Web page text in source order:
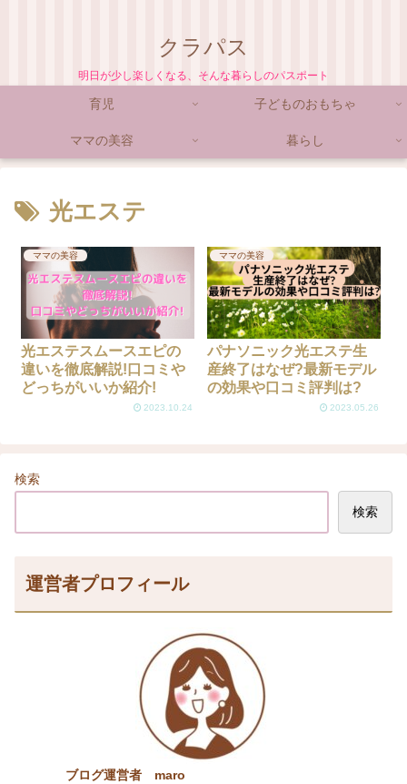
クラパス
明日が少し楽しくなる、そんな暮らしのパスポート
育児 子どものおもちゃ
ママの美容 暮らし
光エステ
ママの美容
光エステスムースエピの
違いを徹底解説!口コミや
どっちがいいか紹介!
2023.10.24
ママの美容
パナソニック光エステ生
産終了はなぜ?最新モデル
の効果や口コミ評判は?
2023.05.26
検索
検索
運営者プロフィール
ブログ運営者 maro